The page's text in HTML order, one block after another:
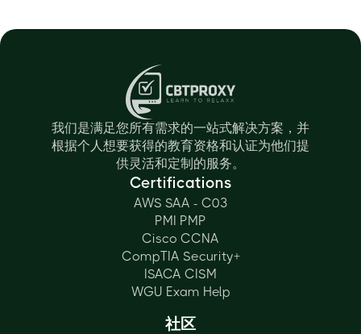
我们是满足您所有需求的一站式解决方案，并
根据个人想要获得的教育资格和认证为他们提
供灵活和定制的服务。
Certifications
AWS SAA - C03
PMI PMP
Cisco CCNA
CompTIA Security+
ISACA CISM
WGU Exam Help
社区